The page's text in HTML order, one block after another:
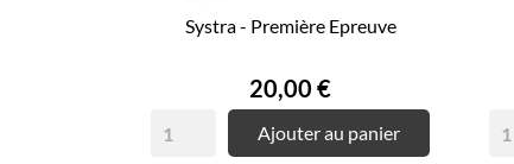
Systra - Première Epreuve
Prix
20,00 €
Ajouter au panier